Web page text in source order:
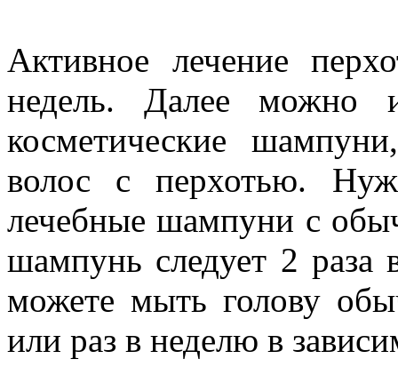
Активное лечение
недель. Далее можно
косметические
волос с перхотью.
лечебные шампуни с
шампунь следует 2
можете мыть голову
или раз в неделю в